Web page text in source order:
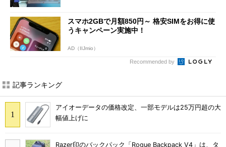
スマホ2GBで月額850円～ 格安SIMをお得に使
うキャンペーン実施中！
AD（IIJmio）
Recommended by
記事ランキング
アイオーデータの価格改定、一部モデルは25万円超の大
幅値上げに
Razer印のバックパック「Rogue Backpack V4」は、タ